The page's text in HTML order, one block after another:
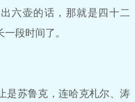
六壶的话，那就是四十二
段时间了。
是苏鲁克，连哈克札尔、涛